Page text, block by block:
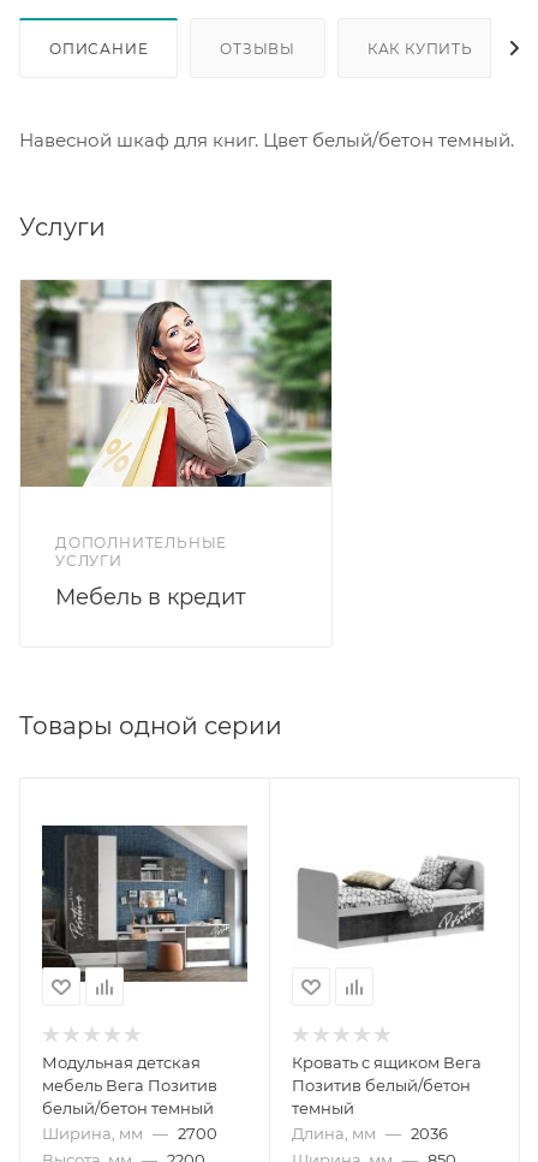
ОПИСАНИЕ ОТЗЫВЫ КАК КУПИТЬ
Навесной шкаф для книг. Цвет белый/бетон темный.
Услуги
ДОПОЛНИТЕЛЬНЫЕ
УСЛУГИ
Мебель в кредит
Товары одной серии
Модульная детская
мебель Вега Позитив
белый/бетон темный
Ширина, мм — 2700
Кровать с ящиком Вега
Позитив белый/бетон
темный
Длина, мм — 2036